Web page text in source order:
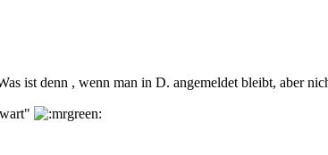
ist denn , wenn man in D. angemeldet bleibt, aber